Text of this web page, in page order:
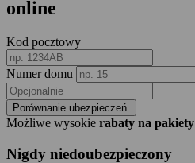
online
Kod pocztowy
Numer domu
Porównanie ubezpieczeń
Możliwe wysokie rabaty na pakiety
Nigdy niedoubezpieczony